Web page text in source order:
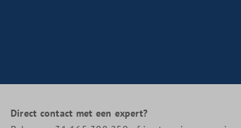
Direct contact met een expert?